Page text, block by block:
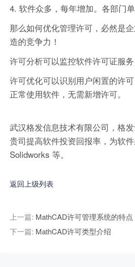
4. 软件众多，每年增加。各部门
那么如何优化管理许可，必然是
造的竞争力！
许可分析可以监控软件许可证服
许可优化可以识别用户闲置的许
正常使用软件，无需新增许可。
武汉格发信息技术有限公司，格
贵司提高软件投资回报率，为软
Solidworks 等。
返回上级列表
上一篇: MathCAD许可管理系统的特点
下一篇: MathCAD许可类型介绍